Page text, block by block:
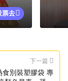
票去
下一篇
食別裝塑膠袋 專